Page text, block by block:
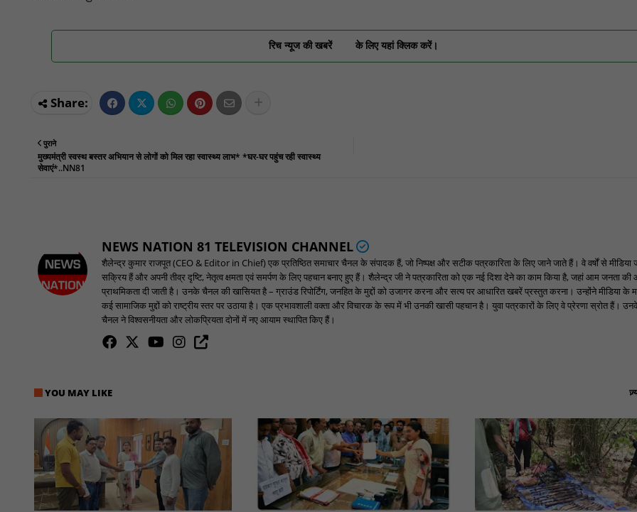
रिच न्यूज की खबरें के लिए यहां क्लिक करें।
पुराने
मुख्यमंत्री स्वस्थ बस्तर अभियान से लोगों को मिल रहा स्वास्थ्य लाभ* *घर-घर पहुंच रही स्वास्थ्य
सेवाएं*..NN81
NEWS NATION 81 TELEVISION CHANNEL
शैलेन्द्र कुमार राजपूत (CEO & Editor in Chief) एक प्रतिष्ठित समाचार चैनल के संपादक हैं, जो निष्पक्ष और सटीक पत्रकारिता के लिए जाने जाते हैं। वे वर्षों से मीडिया
सक्रिय हैं और अपनी तीव्र दृष्टि, नेतृत्व क्षमता एवं समर्पण के लिए पहचान बनाए हुए हैं। शैलेन्द्र जी ने पत्रकारिता को एक नई दिशा देने का काम किया है, जहां आम जनता
प्राथमिकता दी जाती है। उनके चैनल की खासियत है – ग्राउंड रिपोर्टिंग, जनहित के मुद्दों को उजागर करना और सत्य पर आधारित खबरें प्रस्तुत करना। उन्होंने मीडिया के
कई सामाजिक मुद्दों को राष्ट्रीय स्तर पर उठाया है। एक प्रभावशाली वक्ता और विचारक के रूप में भी उनकी खासी पहचान है। युवा पत्रकारों के लिए वे प्रेरणा स्रोत हैं।
चैनल ने विश्वसनीयता और लोकप्रियता दोनों में नए आयाम स्थापित किए हैं।
YOU MAY LIKE